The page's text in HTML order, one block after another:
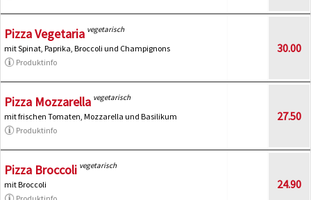
Pizza Vegetaria vegetarisch
mit Spinat, Paprika, Broccoli und Champignons
Produktinfo
30.00
Pizza Mozzarella vegetarisch
mit frischen Tomaten, Mozzarella und Basilikum
Produktinfo
27.50
Pizza Broccoli vegetarisch
mit Broccoli
24.90